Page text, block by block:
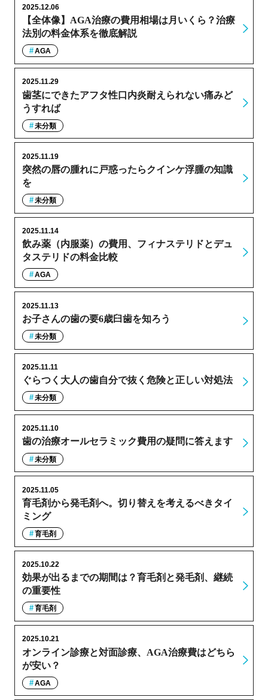
【全体像】AGA治療の費用相場は月いくら？治療
法別の料金体系を徹底解説
2025.12.06
AGA
歯茎にできたアフタ性口内炎耐えられない痛みど
うすれば
2025.11.29
未分類
突然の唇の腫れに戸惑ったらクインケ浮腫の知識
を
2025.11.19
未分類
飲み薬（内服薬）の費用、フィナステリドとデュ
タステリドの料金比較
2025.11.14
AGA
お子さんの歯の要6歳臼歯を知ろう
2025.11.13
未分類
ぐらつく大人の歯自分で抜く危険と正しい対処法
2025.11.11
未分類
歯の治療オールセラミック費用の疑問に答えます
2025.11.10
未分類
育毛剤から発毛剤へ。切り替えを考えるべきタイ
ミング
2025.11.05
育毛剤
効果が出るまでの期間は？育毛剤と発毛剤、継続
の重要性
2025.10.22
育毛剤
オンライン診療と対面診療、AGA治療費はどちら
が安い？
2025.10.21
AGA